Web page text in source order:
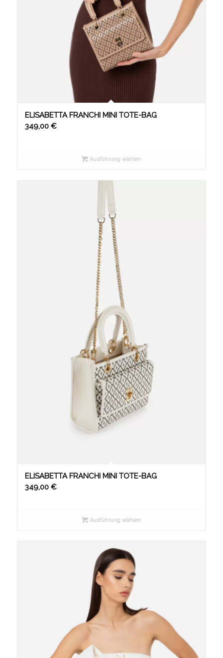
ELISABETTA FRANCHI MINI TOTE-BAG
349,00 €
Ausführung wählen
ELISABETTA FRANCHI MINI TOTE-BAG
349,00 €
Ausführung wählen